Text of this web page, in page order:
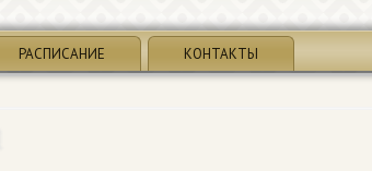
РАСПИСАНИЕ КОНТАКТЫ